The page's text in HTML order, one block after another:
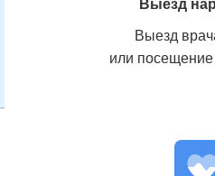
Выезд
Выезд
или посещение